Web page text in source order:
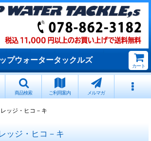
ップウォータータックルズ
カート
商品検索 ご利用案内 メルマガ
ッジ・ヒコ－キ
ッジ・ヒコ－キ